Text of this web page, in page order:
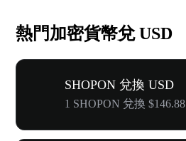
熱門加密貨幣兌 USD
SHOPON 兌換 USD
1 SHOPON 兌換 $146.88